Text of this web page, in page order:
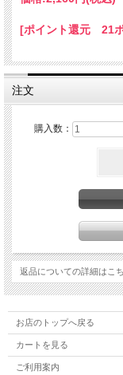
[ポイント還元 21
注文
購入数：
返品についての詳細はこ
お店のトップへ戻る
カートを見る
ご利用案内